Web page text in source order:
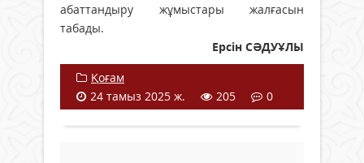
абаттандыру жұмыстары жалғасын
табады.
Ерсін СӘДУҰЛЫ
Қоғам
24 тамыз 2025 ж.
205 0